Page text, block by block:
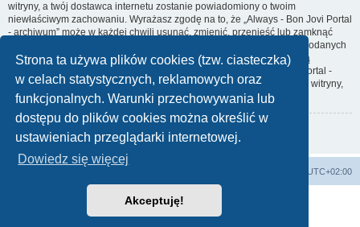
Strona ta używa plików cookies (tzw. ciasteczka)
w celach statystycznych, reklamowych oraz
funkcjonalnych. Warunki przechowywania lub
dostępu do plików cookies można określić w
ustawieniach przeglądarki internetowej.
Dowiedz się więcej
Akceptuję!
witryny, a twój dostawca internetu zostanie powiadomiony o twoim
niewłaściwym zachowaniu. Wyrażasz zgodę na to, że „Always - Bon Jovi Portal
- archiwum” może w każdej chwili usunąć, zmienić, przenieść lub zamknąć
każdy twój temat, post. Wyrażasz zgodę na zapisywanie wszystkich podanych
przez ciebie informacji w naszej bazie danych. Informacje te nie będą
przekazywane nikomu bez twojej zgody, ale ani „Always - Bon Jovi Portal -
archiwum”, ani phpBB nie ponosi odpowiedzialności za włamania do witryny,
podczas których może dojść do kradzieży danych.
Wróć do poprzedniej strony
UTC+02:00
Technologię dostarczaphpBB® Forum Software © phpBB Limited
Polski pakiet językowy dostarcza